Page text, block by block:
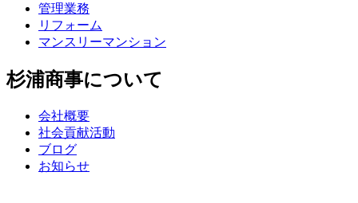
管理業務
リフォーム
マンスリーマンション
杉浦商事について
会社概要
社会貢献活動
ブログ
お知らせ